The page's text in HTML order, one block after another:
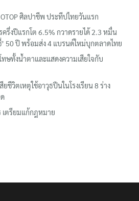
ศิลปาชีพ ประทีปไทยวันแรก
รึ่งปีแรกโต 6.5% กวาดรายได้ 2.3 หมื่น
’ 50 ปี พร้อมส่ง 4 แบรนด์ใหม่บุกตลาดไทย
ทษทั้งน้ำตาและแสดงความเสียใจกับ
ชีวิตเหตุใช้อาวุธปืนในโรงเรียน 8 ร่าง
เตรียมแก้กฎหมาย